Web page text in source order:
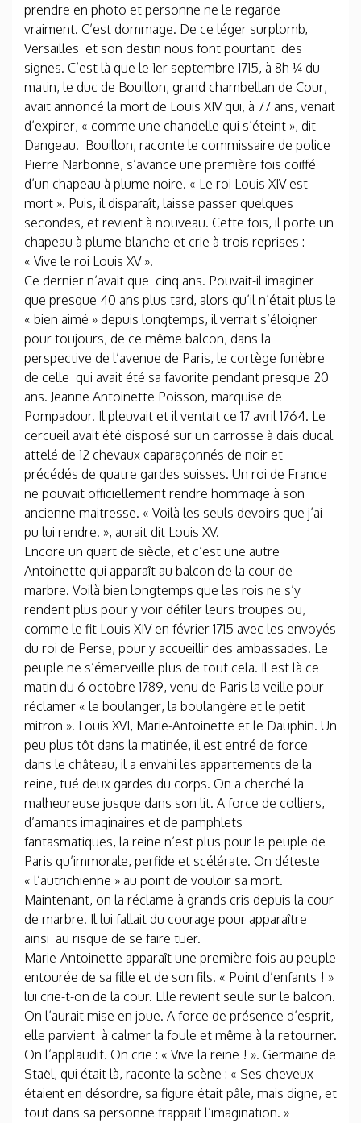
prendre en photo et personne ne le regarde
vraiment. C’est dommage. De ce léger surplomb,
Versailles et son destin nous font pourtant des
signes. C’est là que le 1er septembre 1715, à 8h ¼ du
matin, le duc de Bouillon, grand chambellan de Cour,
avait annoncé la mort de Louis XIV qui, à 77 ans, venait
d’expirer, « comme une chandelle qui s’éteint », dit
Dangeau. Bouillon, raconte le commissaire de police
Pierre Narbonne, s’avance une première fois coiffé
d’un chapeau à plume noire. « Le roi Louis XIV est
mort ». Puis, il disparaît, laisse passer quelques
secondes, et revient à nouveau. Cette fois, il porte un
chapeau à plume blanche et crie à trois reprises :
« Vive le roi Louis XV ».
Ce dernier n’avait que cinq ans. Pouvait-il imaginer
que presque 40 ans plus tard, alors qu’il n’était plus le
« bien aimé » depuis longtemps, il verrait s’éloigner
pour toujours, de ce même balcon, dans la
perspective de l’avenue de Paris, le cortège funèbre
de celle qui avait été sa favorite pendant presque 20
ans. Jeanne Antoinette Poisson, marquise de
Pompadour. Il pleuvait et il ventait ce 17 avril 1764. Le
cercueil avait été disposé sur un carrosse à dais ducal
attelé de 12 chevaux caparaçonnés de noir et
précédés de quatre gardes suisses. Un roi de France
ne pouvait officiellement rendre hommage à son
ancienne maitresse. « Voilà les seuls devoirs que j’ai
pu lui rendre. », aurait dit Louis XV.
Encore un quart de siècle, et c’est une autre
Antoinette qui apparaît au balcon de la cour de
marbre. Voilà bien longtemps que les rois ne s’y
rendent plus pour y voir défiler leurs troupes ou,
comme le fit Louis XIV en février 1715 avec les envoyés
du roi de Perse, pour y accueillir des ambassades. Le
peuple ne s’émerveille plus de tout cela. Il est là ce
matin du 6 octobre 1789, venu de Paris la veille pour
réclamer « le boulanger, la boulangère et le petit
mitron ». Louis XVI, Marie-Antoinette et le Dauphin. Un
peu plus tôt dans la matinée, il est entré de force
dans le château, il a envahi les appartements de la
reine, tué deux gardes du corps. On a cherché la
malheureuse jusque dans son lit. A force de colliers,
d’amants imaginaires et de pamphlets
fantasmatiques, la reine n’est plus pour le peuple de
Paris qu’immorale, perfide et scélérate. On déteste
« l’autrichienne » au point de vouloir sa mort.
Maintenant, on la réclame à grands cris depuis la cour
de marbre. Il lui fallait du courage pour apparaître
ainsi au risque de se faire tuer.
Marie-Antoinette apparaît une première fois au peuple
entourée de sa fille et de son fils. « Point d’enfants ! »
lui crie-t-on de la cour. Elle revient seule sur le balcon.
On l’aurait mise en joue. A force de présence d’esprit,
elle parvient à calmer la foule et même à la retourner.
On l’applaudit. On crie : « Vive la reine ! ». Germaine de
Staël, qui était là, raconte la scène : « Ses cheveux
étaient en désordre, sa figure était pâle, mais digne, et
tout dans sa personne frappait l’imagination. »